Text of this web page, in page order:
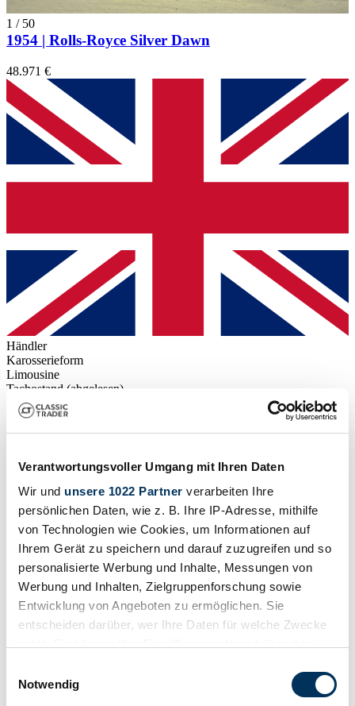
Verantwortungsvoller Umgang mit Ihren Daten
Wir und unsere 1022 Partner verarbeiten Ihre
persönlichen Daten, wie z. B. Ihre IP-Adresse, mithilfe
von Technologien wie Cookies, um Informationen auf
Ihrem Gerät zu speichern und darauf zuzugreifen und so
personalisierte Werbung und Inhalte, Messungen von
Werbung und Inhalten, Zielgruppenforschung sowie
Entwicklung von Angeboten zu ermöglichen. Sie
entscheiden darüber, wer Ihre Daten für welche Zwecke
Trigger Symbol ändern oder widerrufen
Notwendig
1 / 50
1954 | Rolls-Royce Silver Dawn
48.971 €
Händler
Karosserieform
Limousine
Tachostand (abgelesen)
Nicht angegeben
Leistung (kW/PS)
104 / 142